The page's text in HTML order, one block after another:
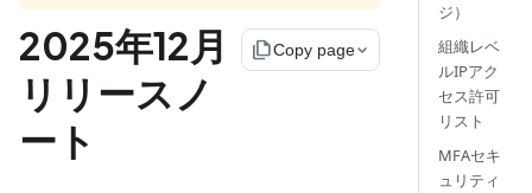
2025年12月
リリースノ
ート
file_copyCopy page
ジ）
組織レベ
ルIPアク
セス許可
リスト
MFAセキ
ュリティ